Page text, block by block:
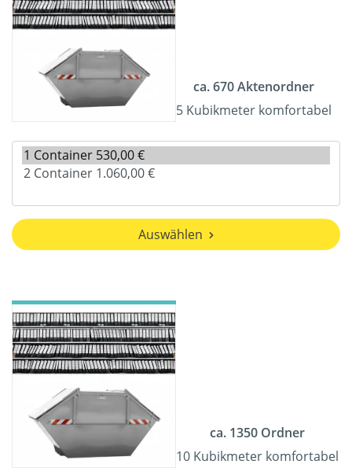
ca. 670 Aktenordner
5 Kubikmeter komfortabel
Auswählen
ca. 1350 Ordner
10 Kubikmeter komfortabel